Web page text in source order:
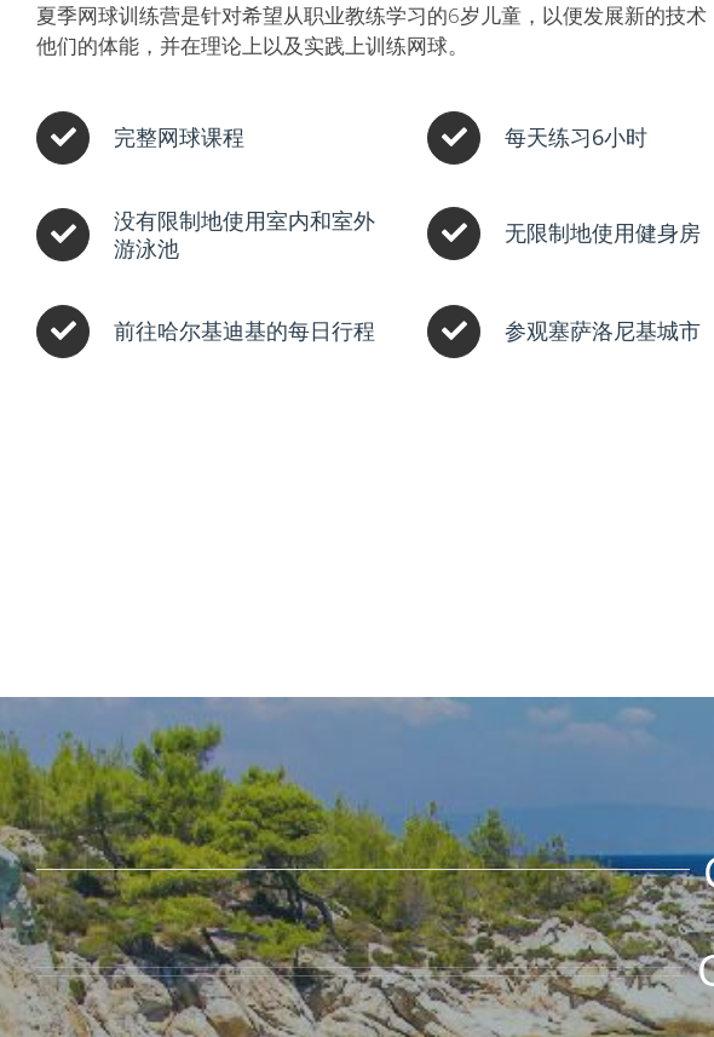
夏季网球训练营是针对希望从职业教练学习的6岁儿童，以便发展新的技术
他们的体能，并在理论上以及实践上训练网球。
完整网球课程 每天练习6小时
没有限制地使用室内和室外
游泳池
无限制地使用健身房
前往哈尔基迪基的每日行程 参观塞萨洛尼基城市